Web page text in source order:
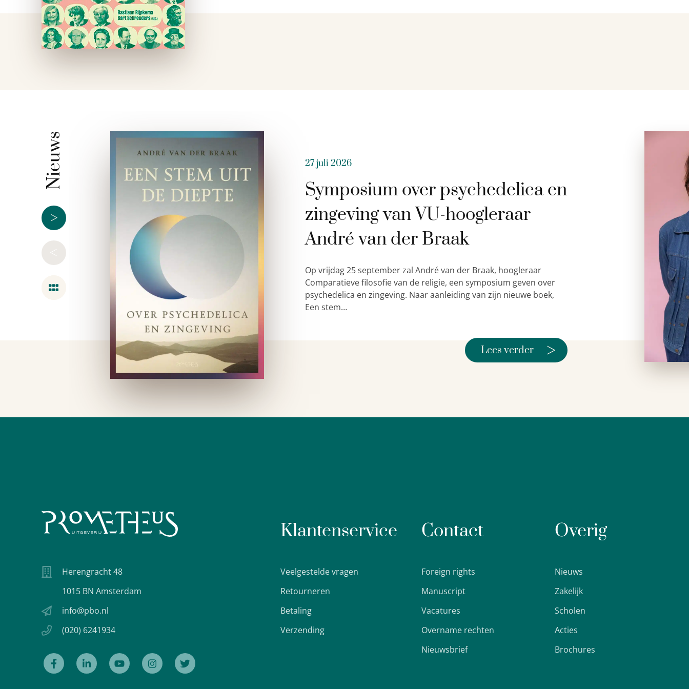
Nieuws
>
<
27 juli 2026
Symposium over psychedelica en
zingeving van VU-hoogleraar
André van der Braak
Op vrijdag 25 september zal André van der Braak, hoogleraar
Comparatieve filosofie van de religie, een symposium geven over
psychedelica en zingeving. Naar aanleiding van zijn nieuwe boek,
Een stem…
Lees verder >
Herengracht 48
1015 BN Amsterdam
info@pbo.nl
(020) 6241934
Klantenservice
Veelgestelde vragen
Retourneren
Betaling
Verzending
Contact
Foreign rights
Manuscript
Vacatures
Overname rechten
Nieuwsbrief
Overig
Nieuws
Zakelijk
Scholen
Acties
Brochures